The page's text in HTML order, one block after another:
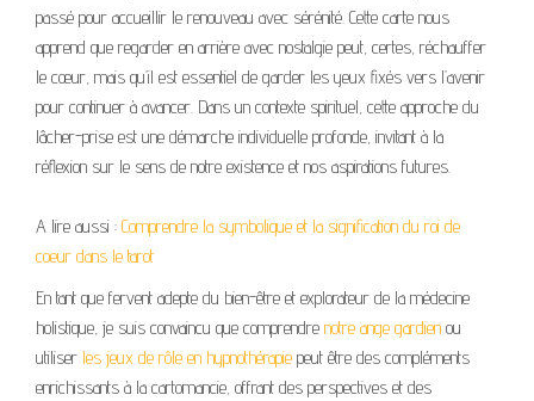
passé pour accueillir le renouveau avec sérénité. Cette carte nous
apprend que regarder en arrière avec nostalgie peut, certes, réchauffer
le cœur, mais qu’il est essentiel de garder les yeux fixés vers l’avenir
pour continuer à avancer. Dans un contexte spirituel, cette approche du
lâcher-prise est une démarche individuelle profonde, invitant à la
réflexion sur le sens de notre existence et nos aspirations futures.
A lire aussi : Comprendre la symbolique et la signification du roi de
coeur dans le tarot
En tant que fervent adepte du bien-être et explorateur de la médecine
holistique, je suis convaincu que comprendre notre ange gardien ou
utiliser les jeux de rôle en hypnothérapie peut être des compléments
enrichissants à la cartomancie, offrant des perspectives et des